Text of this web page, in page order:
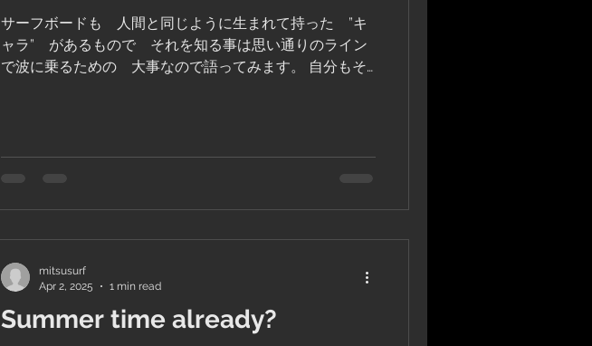
サーフボードも 人間と同じように生まれて持った ”キ
ャラ” があるもので それを知る事は思い通りのライン
で波に乗るための 大事なので語ってみます。 自分もそ
Summer time already?
mitsusurf
Apr 2, 2025
1 min read